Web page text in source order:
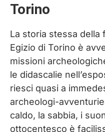
Torino
La storia stessa della
Egizio di Torino è
missioni
le didascalie
riesci quasi a
archeologi-
caldo, la sabbia, i
ottocentesco è